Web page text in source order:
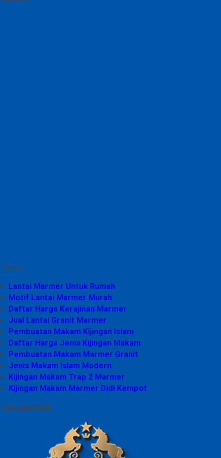
Sidebar
Lantai Marmer Untuk Rumah
Motif Lantai Marmer Murah
Daftar Harga Kerajinan Marmer
Jual Lantai Granit Marmer
Pembuatan Makam Kijingan Islam
Daftar Harga Jenis Kijingan Makam
Pembuatan Makam Marmer Granit
Jenis Makam Islam Modern
Kijingan Makam Trap 2 Marmer
Kijingan Makam Marmer Didi Kempot
TENTANG KAMI